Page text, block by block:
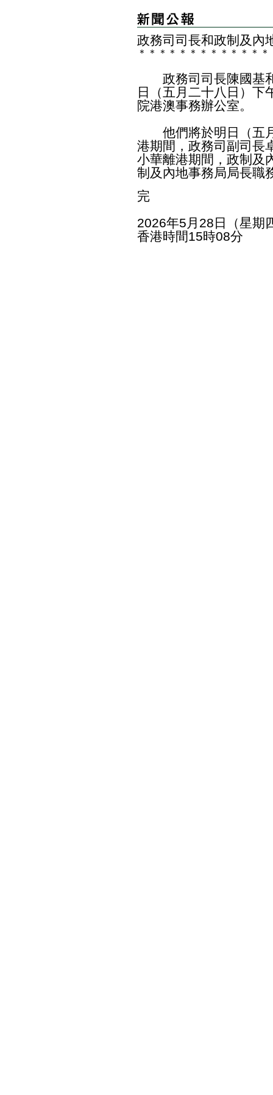
政務司司長和政制及內
＊ ＊ ＊ ＊ ＊ ＊ ＊ ＊ ＊ ＊ ＊ ＊ ＊
政務司司長陳國基和
日（五月二十八日）下
院港澳事務辦公室。
他們將於明日（五月
港期間，政務司副司長
小華離港期間，政制及
制及內地事務局局長職
完
2026年5月28日（星期
香港時間15時08分